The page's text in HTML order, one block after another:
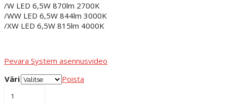
/W LED 6,5W 870lm 2700K
/WW LED 6,5W 844lm 3000K
/XW LED 6,5W 815lm 4000K
Pevara System asennusvideo
Väri
Poista